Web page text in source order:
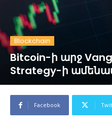
Blockchain
Bitcoin-ի արջ
Strategy-ի
Facebook